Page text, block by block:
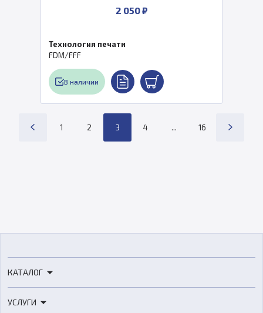
2 050 ₽
Технология печати
FDM/FFF
В наличии
1 2 3 4 ... 16
КАТАЛОГ
3D-сканеры
УСЛУГИ